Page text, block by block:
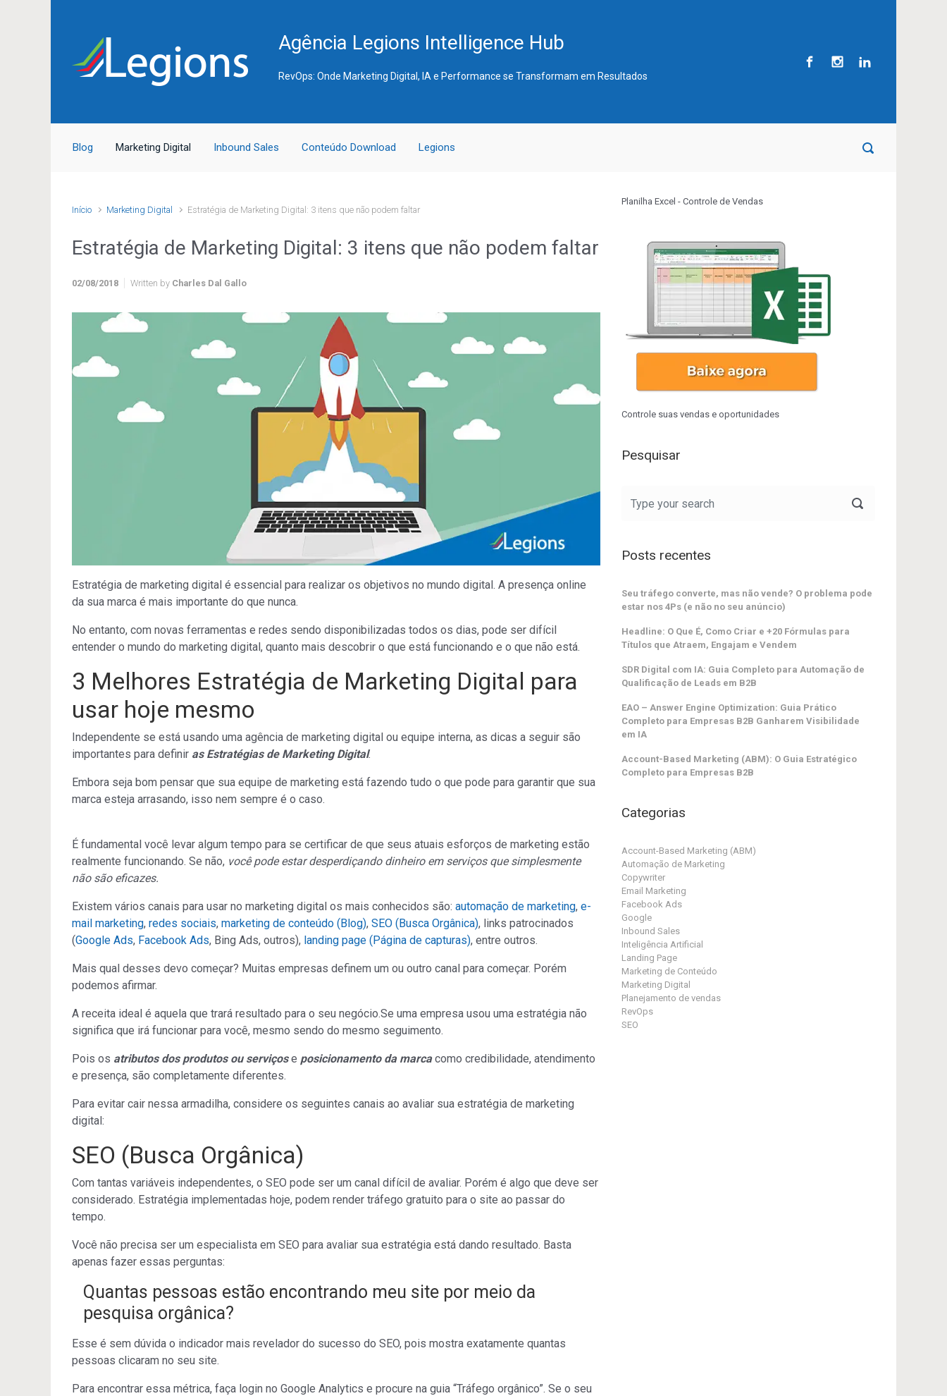
Agência Legions Intelligence Hub
RevOps: Onde Marketing Digital, IA e Performance se Transformam em Resultados
Blog Marketing Digital Inbound Sales Conteúdo Download Legions
Início Marketing Digital Estratégia de Marketing Digital: 3 itens que não podem faltar
Estratégia de Marketing Digital: 3 itens que não podem faltar
02/08/2018 Written by Charles Dal Gallo
Estratégia de marketing digital é essencial para realizar os objetivos no mundo digital. A presença online
da sua marca é mais importante do que nunca.
No entanto, com novas ferramentas e redes sendo disponibilizadas todos os dias, pode ser difícil
entender o mundo do marketing digital, quanto mais descobrir o que está funcionando e o que não está.
3 Melhores Estratégia de Marketing Digital para
usar hoje mesmo
Independente se está usando uma agência de marketing digital ou equipe interna, as dicas a seguir são
importantes para definir as Estratégias de Marketing Digital.
Embora seja bom pensar que sua equipe de marketing está fazendo tudo o que pode para garantir que sua
marca esteja arrasando, isso nem sempre é o caso.
É fundamental você levar algum tempo para se certificar de que seus atuais esforços de marketing estão
realmente funcionando. Se não, você pode estar desperdiçando dinheiro em serviços que simplesmente
não são eficazes.
Existem vários canais para usar no marketing digital os mais conhecidos são: automação de marketing, e-
mail marketing, redes sociais, marketing de conteúdo (Blog), SEO (Busca Orgânica), links patrocinados
(Google Ads, Facebook Ads, Bing Ads, outros), landing page (Página de capturas), entre outros.
Mais qual desses devo começar? Muitas empresas definem um ou outro canal para começar. Porém
podemos afirmar.
A receita ideal é aquela que trará resultado para o seu negócio.Se uma empresa usou uma estratégia não
significa que irá funcionar para você, mesmo sendo do mesmo seguimento.
Pois os atributos dos produtos ou serviçose posicionamento da marcacomo credibilidade, atendimento
e presença, são completamente diferentes.
Para evitar cair nessa armadilha, considere os seguintes canais ao avaliar sua estratégia de marketing
digital:
SEO (Busca Orgânica)
Com tantas variáveis independentes, o SEO pode ser um canal difícil de avaliar. Porém é algo que deve ser
considerado. Estratégia implementadas hoje, podem render tráfego gratuito para o site ao passar do
tempo.
Você não precisa ser um especialista em SEO para avaliar sua estratégia está dando resultado. Basta
apenas fazer essas perguntas:
Quantas pessoas estão encontrando meu site por meio da
pesquisa orgânica?
Esse é sem dúvida o indicador mais revelador do sucesso do SEO, pois mostra exatamente quantas
pessoas clicaram no seu site.
Para encontrar essa métrica, faça login no Google Analytics e procure na guia “Tráfego orgânico”. Se o seu
Planilha Excel - Controle de Vendas
Controle suas vendas e oportunidades
Pesquisar
Posts recentes
Seu tráfego converte, mas não vende? O problema pode
estar nos 4Ps (e não no seu anúncio)
Headline: O Que É, Como Criar e +20 Fórmulas para
Títulos que Atraem, Engajam e Vendem
SDR Digital com IA: Guia Completo para Automação de
Qualificação de Leads em B2B
EAO – Answer Engine Optimization: Guia Prático
Completo para Empresas B2B Ganharem Visibilidade
em IA
Account-Based Marketing (ABM): O Guia Estratégico
Completo para Empresas B2B
Categorias
Account-Based Marketing (ABM)
Automação de Marketing
Copywriter
Email Marketing
Facebook Ads
Google
Inbound Sales
Inteligência Artificial
Landing Page
Marketing de Conteúdo
Marketing Digital
Planejamento de vendas
RevOps
SEO